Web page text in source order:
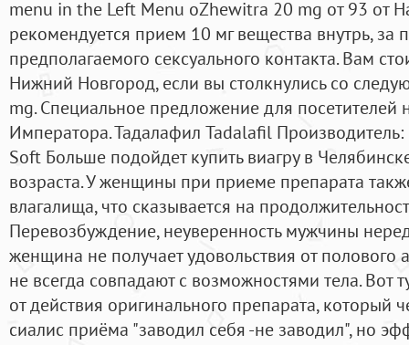
menu in the Left Menu oZhewitra 20 mg от 93 от
рекомендуется прием 10 мг вещества внутрь, за
предполагаемого сексуального контакта. Вам
Нижний Новгород, если вы столкнулись со
mg. Специальное предложение для посетителей
Императора. Тадалафил Tadalafil
Soft Больше подойдет купить виагру в
возраста. У женщины при приеме препарата
влагалища, что сказывается на
Перевозбуждение, неуверенность мужчины
женщина не получает удовольствия от полового
не всегда совпадают с возможностями тела. Вот
от действия оригинального препарата, который
сиалис приёма "заводил себя -не заводил", но